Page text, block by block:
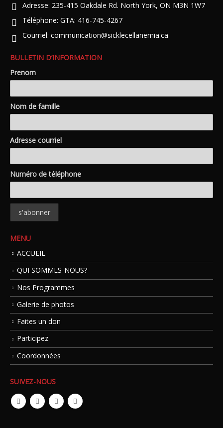
Adresse: 235-415 Oakdale Rd. North York, ON M3N 1W7
Téléphone: GTA: 416-745-4267
Courriel: communication@sicklecellanemia.ca
BULLETIN D’INFORMATION
Prenom
Nom de famille
Adresse courriel
Numéro de téléphone
MENU
ACCUEIL
QUI SOMMES-NOUS?
Nos Programmes
Galerie de photos
Faites un don
Participez
Coordonnées
SUIVEZ-NOUS